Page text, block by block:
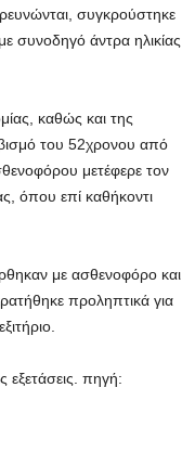
συγκρούστηκε
συνοδηγό άντρα ηλικίας
καθώς και της
του 52χρονου από
μετέφερε τον
όπου επί καθήκοντι
με ασθενοφόρο και
προληπτικά για
εξετάσεις. πηγή: